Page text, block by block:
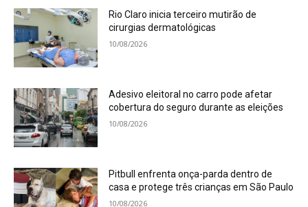
Rio Claro inicia terceiro mutirão de
cirurgias dermatológicas
10/08/2026
Adesivo eleitoral no carro pode afetar
cobertura do seguro durante as eleições
10/08/2026
Pitbull enfrenta onça-parda dentro de
casa e protege três crianças em São Paulo
10/08/2026